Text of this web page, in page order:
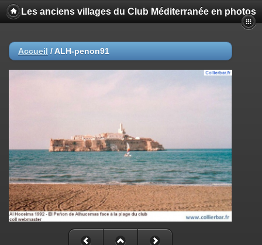
Les anciens villages du Club Méditerranée en photos
Accueil / ALH-penon91